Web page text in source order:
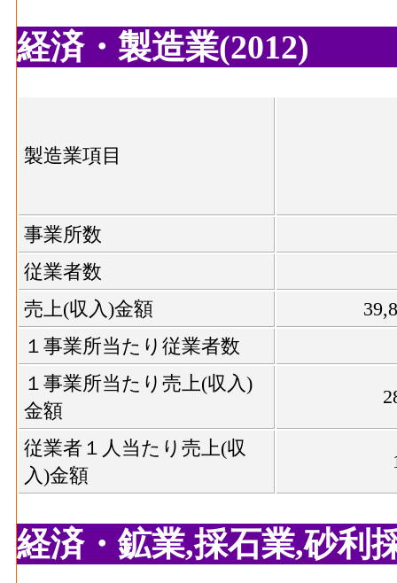
(2016)
繊維･事業所数(2016)
木材等･従業者数(2016)
木材等･現金給与総額
(2016)
283[
木材等･原材料、燃料、
電力使用等額(2016)
木材等･製造品出荷額等
(2016)
木材等･粗付加価値額
874[
家具装備品･事業所数
(2016)
人以上事業所における有形固定資産年末現
食料品･事業所数(2016)：食料品製造業 の
従業者、常用労働者の数
食料品･現金給与総額[百万円](2016)
食料品･原材料、燃料、電力使用等額[百万
燃料費と電力も含む年間原材料使用額
食料品･製造品出荷額等[百万円](2016)
生じた年間製造品出荷額
食料品･粗付加価値額[百万円](2016)
産活動によって新規に付加された価値
食料品･有形固定資産年末現在高[百万円
者10人以上事業所における有形固定資産
飲料煙草飼料･事業所数(2016)
般に言う工場、製作所、製造所あるいは
の個人事業主及び無給家族従業者、常用労
飲料煙草飼料･現金給与総額[百万円](2016)
経済・製造業(2012)
製造業項目
事業所数
従業者数
売上(収入)金額
１事業所当たり従業者数
１事業所当たり売上(収入)
金額
従業者１人当たり売上(収
入)金額
経済・鉱業,採石業,砂利